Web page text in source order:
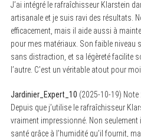
J’ai intégré le rafraîchisseur Klarstein
artisanale et je suis ravi des résultats.
efficacement, mais il aide aussi à
pour mes matériaux. Son faible niveau
sans distraction, et sa légèreté facilite
l’autre. C’est un véritable atout pour
Jardinier_Expert_10 (2025-10-19) Note :
Depuis que j’utilise le rafraîchisseur
vraiment impressionné. Non
santé grâce à l’humidité qu’il fournit,